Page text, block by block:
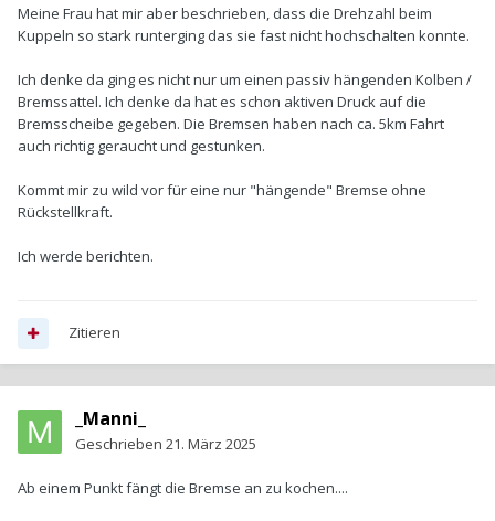
Meine Frau hat mir aber beschrieben, dass die Drehzahl beim
Kuppeln so stark runterging das sie fast nicht hochschalten konnte.
Ich denke da ging es nicht nur um einen passiv hängenden Kolben /
Bremssattel. Ich denke da hat es schon aktiven Druck auf die
Bremsscheibe gegeben. Die Bremsen haben nach ca. 5km Fahrt
auch richtig geraucht und gestunken.
Kommt mir zu wild vor für eine nur "hängende" Bremse ohne
Rückstellkraft.
Ich werde berichten.
Zitieren
_Manni_
Geschrieben 21. März 2025
Ab einem Punkt fängt die Bremse an zu kochen....